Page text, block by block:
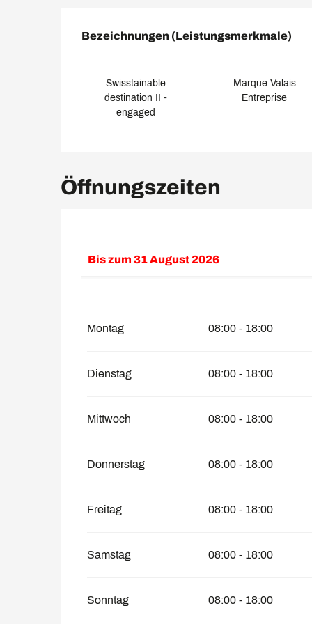
Bezeichnungen (Leistungsmerkmale)
Bezeichnungen (Leistungsmerkmale)
Swisstainable
destination II -
engaged
Marque Valais
Entreprise
Öffnungszeiten
vom4 Mai 2026 bis zum30 Juni 2026
Bis zum 31 August 2026
Montag 08:00 - 18:00
Dienstag 08:00 - 18:00
Mittwoch 08:00 - 18:00
Donnerstag 08:00 - 18:00
Freitag 08:00 - 18:00
Samstag 08:00 - 18:00
Sonntag 08:00 - 18:00